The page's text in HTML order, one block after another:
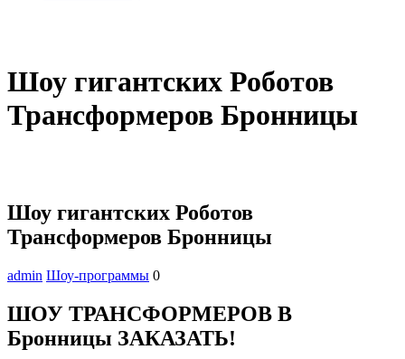
Шоу гигантских Роботов
Трансформеров Бронницы
Шоу гигантских Роботов
Трансформеров Бронницы
admin Шоу-программы 0
ШОУ ТРАНСФОРМЕРОВ В
Бронницы ЗАКАЗАТЬ!